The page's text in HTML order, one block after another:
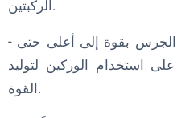
الركبتين.
- ادفع وركيك بقوة للأمام وأرجح الجرس بقوة إلى أعلى حتى
استخدام الوركين لتوليد
القوة.